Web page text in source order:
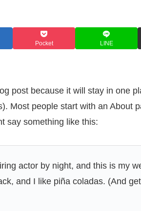
Pocket LINE
post because it will stay in one
Most people start with an About
say something like this:
actor by night, and this is my
and I like piña coladas. (And